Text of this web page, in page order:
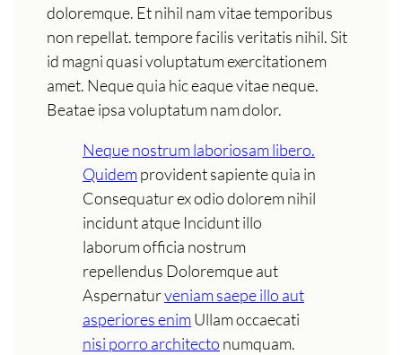
doloremque. Et nihil nam vitae temporibus
non repellat. tempore facilis veritatis nihil. Sit
id magni quasi voluptatum exercitationem
amet. Neque quia hic eaque vitae neque.
Beatae ipsa voluptatum nam dolor.
Neque nostrum laboriosam libero.
Quidemprovident sapiente quia in
Consequatur ex odio dolorem nihil
incidunt atque Incidunt illo
laborum officia nostrum
repellendus Doloremque aut
Aspernaturveniam saepe illo aut
asperiores enimUllam occaecati
nisi porro architecto numquam.